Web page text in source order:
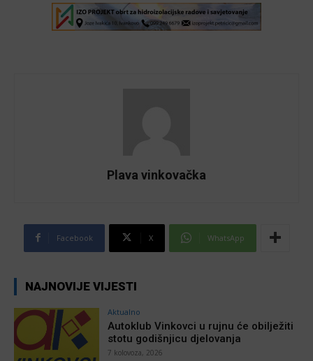
Plava vinkovačka
Facebook X WhatsApp
NAJNOVIJE VIJESTI
Aktualno
Autoklub Vinkovci u rujnu će obilježiti
stotu godišnjicu djelovanja
7 kolovoza, 2026